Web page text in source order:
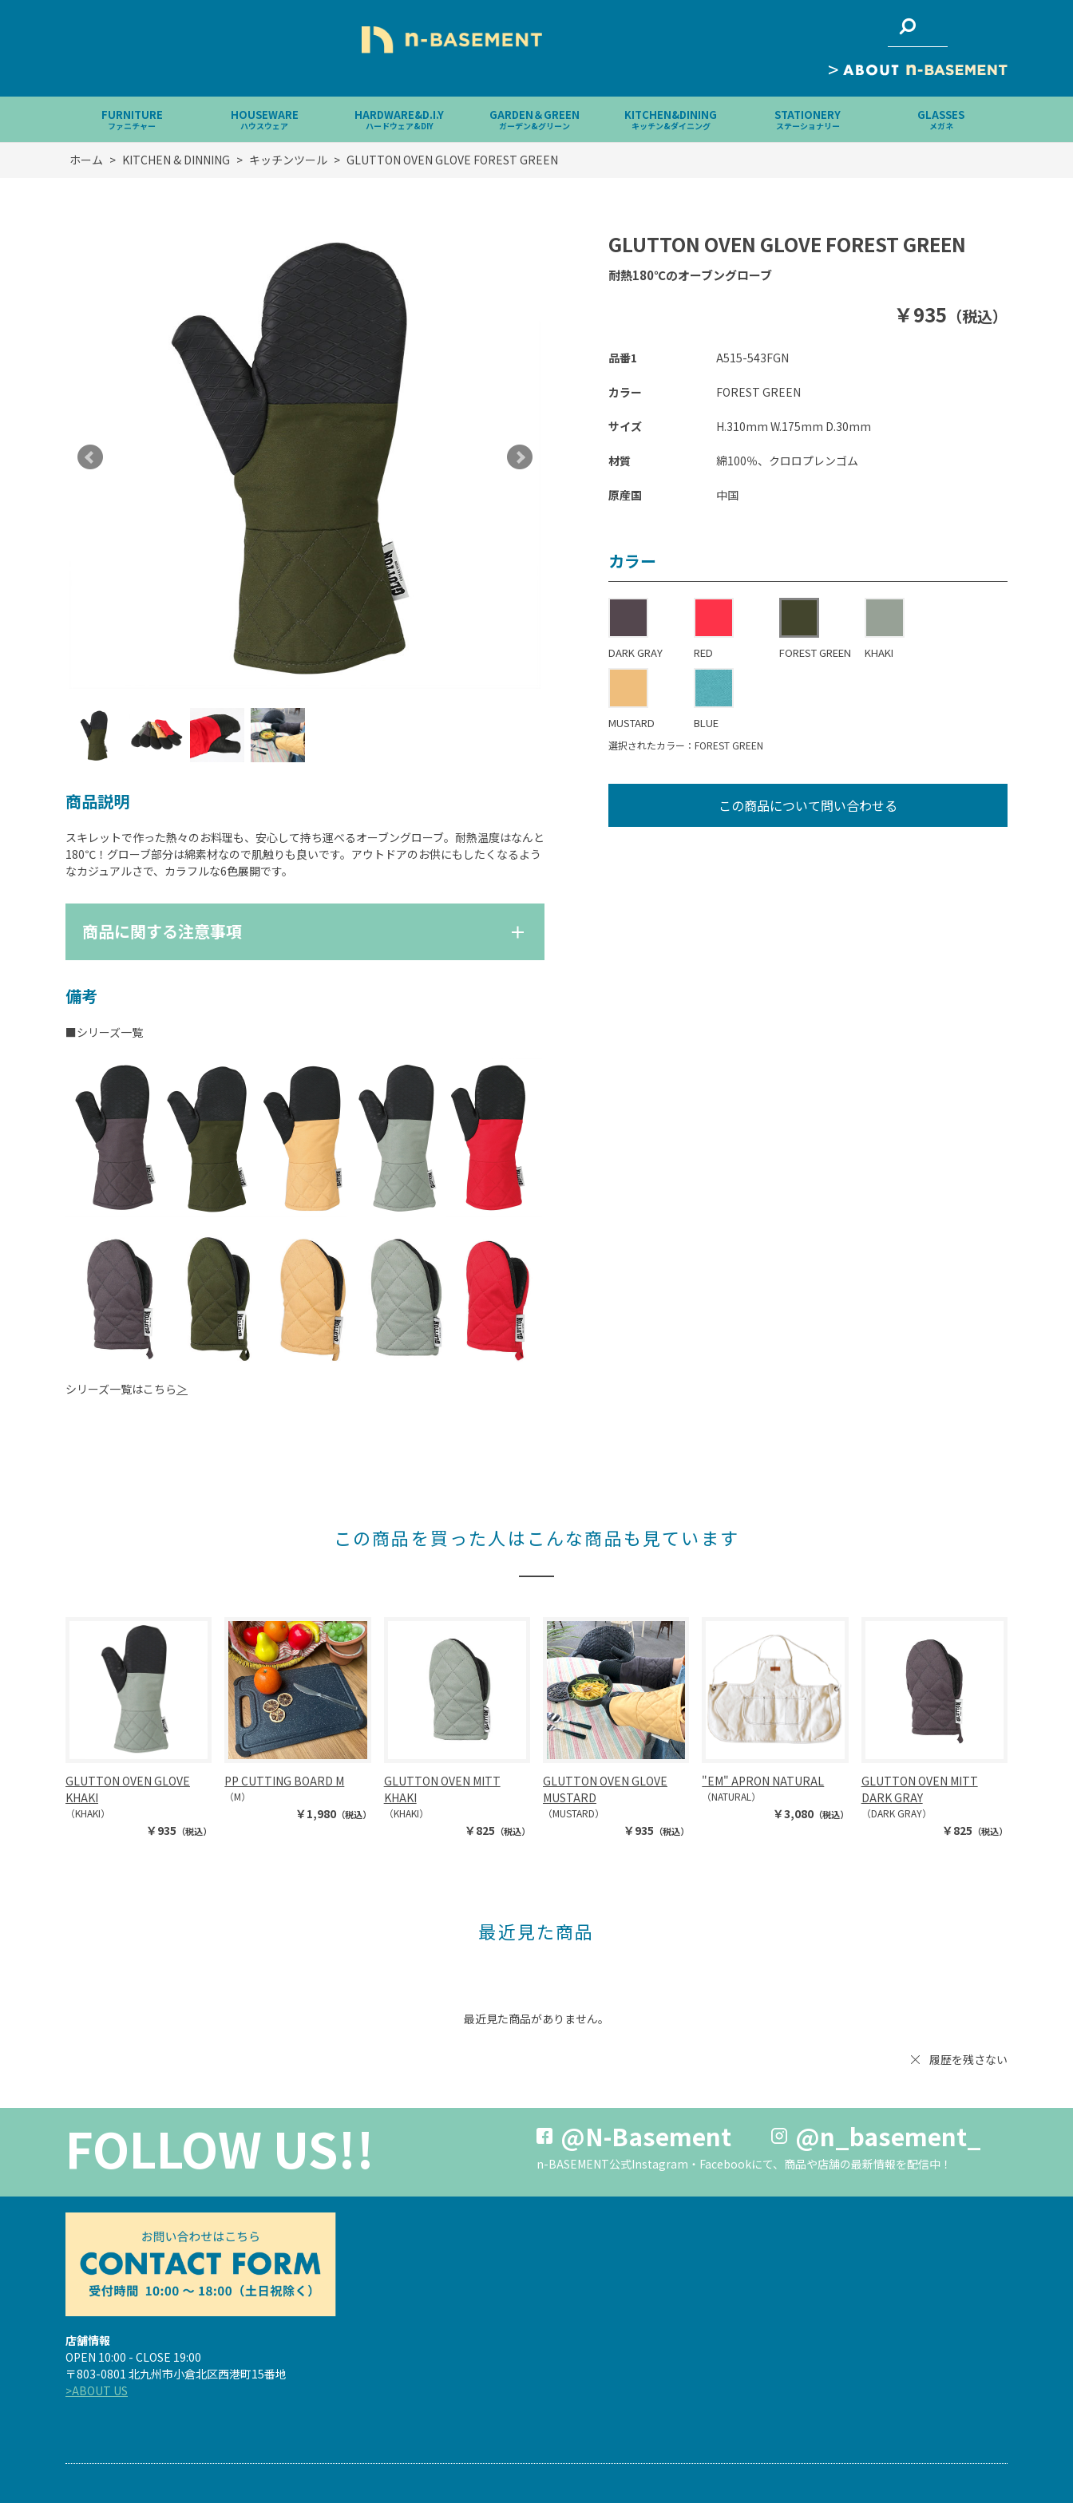
>
FURNITURE
ファニチャー
HOUSEWARE
ハウスウェア
HARDWARE&D.I.Y
ハードウェア&DIY
GARDEN＆GREEN
ガーデン&グリーン
KITCHEN&DINING
キッチン&ダイニング
STATIONERY
ステーショナリー
GLASSES
メガネ
ホーム > KITCHEN & DINNING > キッチンツール > GLUTTON OVEN GLOVE FOREST GREEN
商品説明
スキレットで作った熱々のお料理も、安心して持ち運べるオーブングローブ。耐熱温度はなんと
180℃！グローブ部分は綿素材なので肌触りも良いです。アウトドアのお供にもしたくなるよう
なカジュアルさで、カラフルな6色展開です。
商品に関する注意事項
備考
■シリーズ一覧
シリーズ一覧はこちら＞
耐熱180℃のオーブングローブ
GLUTTON OVEN GLOVE FOREST GREEN
￥935 （税込）
品番1 A515-543FGN
カラー FOREST GREEN
サイズ H.310mm W.175mm D.30mm
材質 綿100％、クロロプレンゴム
原産国 中国
カラー
DARK GRAY RED FOREST GREEN KHAKI
MUSTARD BLUE
選択されたカラー：FOREST GREEN
この商品について問い合わせる
この商品を買った人はこんな商品も見ています
GLUTTON OVEN GLOVE
KHAKI
（KHAKI）
￥935 （税込）
PP CUTTING BOARD M
（M）
￥1,980（税込）
GLUTTON OVEN MITT
KHAKI
（KHAKI）
￥825 （税込）
GLUTTON OVEN GLOVE
MUSTARD
（MUSTARD）
￥935 （税込）
"EM" APRON NATURAL
（NATURAL）
￥3,080（税込）
GLUTTON OVEN MITT
DARK GRAY
（DARK GRAY）
￥825 （税込）
最近見た商品
最近見た商品がありません。
履歴を残さない
FOLLOW US!! @N-Basement @n_basement_
n-BASEMENT公式Instagram・Facebookにて、商品や店舗の最新情報を配信中！
店舗情報
OPEN 10:00 - CLOSE 19:00
〒803-0801 北九州市小倉北区西港町15番地
>ABOUT US